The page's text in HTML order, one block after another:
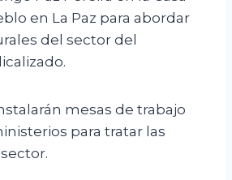
en La Paz para abordar
del sector del
mesas de trabajo
para tratar las